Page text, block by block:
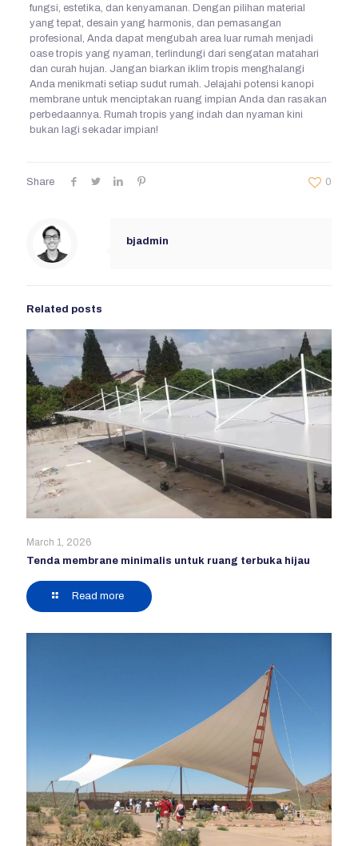
fungsi, estetika, dan kenyamanan. Dengan pilihan material
yang tepat, desain yang harmonis, dan pemasangan
profesional, Anda dapat mengubah area luar rumah menjadi
oase tropis yang nyaman, terlindungi dari sengatan matahari
dan curah hujan. Jangan biarkan iklim tropis menghalangi
Anda menikmati setiap sudut rumah. Jelajahi potensi kanopi
membrane untuk menciptakan ruang impian Anda dan rasakan
perbedaannya. Rumah tropis yang indah dan nyaman kini
bukan lagi sekadar impian!
Share 0
bjadmin
Related posts
March 1, 2026
Tenda membrane minimalis untuk ruang terbuka hijau
Read more